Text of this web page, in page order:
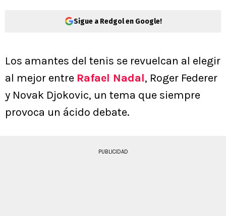
Sigue a Redgol en Google!
Los amantes del tenis se revuelcan al elegir
al mejor entre Rafael Nadal, Roger Federer
y Novak Djokovic, un tema que siempre
provoca un ácido debate.
PUBLICIDAD